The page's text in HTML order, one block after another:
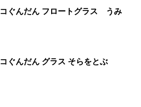
ノラネコぐんだん フロートグラス うみ
ノラネコぐんだん グラス そらをとぶ